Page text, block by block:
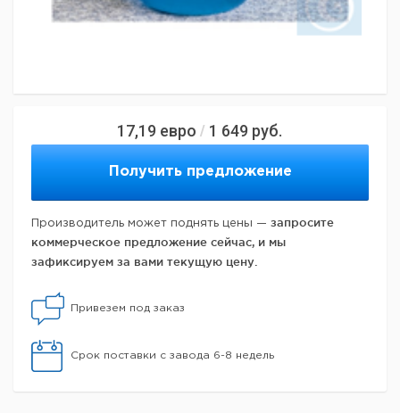
17,19 евро / 1 649 руб.
Получить предложение
Производитель может поднять цены — запросите
коммерческое предложение сейчас, и мы
зафиксируем за вами текущую цену.
Привезем под заказ
Срок поставки с завода 6-8 недель